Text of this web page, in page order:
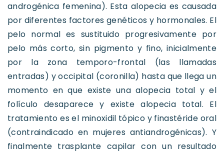
androgénica femenina). Esta alopecia es causada
por diferentes factores genéticos y hormonales. El
pelo normal es sustituido progresivamente por
pelo más corto, sin pigmento y fino, inicialmente
por la zona temporo-frontal (las llamadas
entradas) y occipital (coronilla) hasta que llega un
momento en que existe una alopecia total y el
folículo desaparece y existe alopecia total. El
tratamiento es el minoxidil tópico y finastéride oral
(contraindicado en mujeres antiandrogénicas). Y
finalmente trasplante capilar con un resultado